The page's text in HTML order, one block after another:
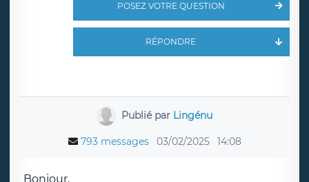
POSEZ VOTRE QUESTION
RÉPONDRE
Publié par Lingénu
793 messages 03/02/2025 14:08
Bonjour,